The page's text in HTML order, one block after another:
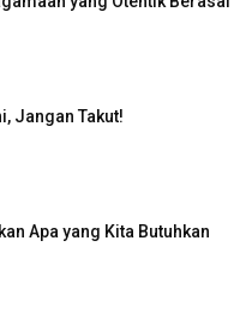
Jangan Takut!
Apa yang Kita Butuhkan